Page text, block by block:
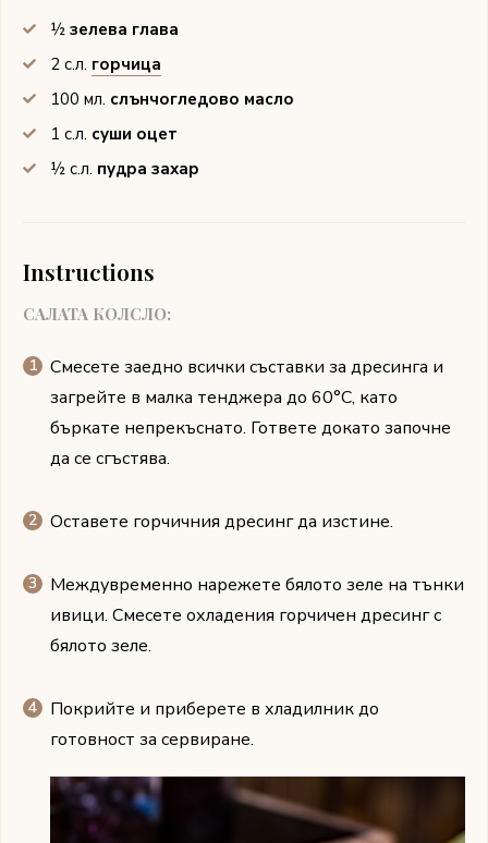
½ зелева глава
2 с.л. горчица
100 мл. слънчогледово масло
1 с.л. суши оцет
½ с.л. пудра захар
Instructions
САЛАТА КОЛСЛО:
Смесете заедно всички съставки за дресинга и
загрейте в малка тенджера до 60°C, като
бъркате непрекъснато. Гответе докато започне
да се сгъстява.
Оставете горчичния дресинг да изстине.
Междувременно нарежете бялото зеле на тънки
ивици. Смесете охладения горчичен дресинг с
бялото зеле.
Покрийте и приберете в хладилник до
готовност за сервиране.